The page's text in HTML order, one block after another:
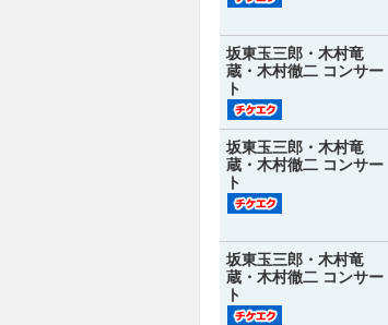
坂東玉三郎・木村竜
蔵・木村徹二 コンサー
ト
坂東玉三郎・木村竜
蔵・木村徹二 コンサー
ト
坂東玉三郎・木村竜
蔵・木村徹二 コンサー
ト